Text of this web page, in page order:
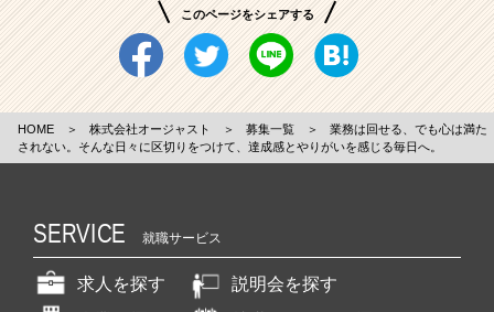
このページをシェアする
HOME ＞ 株式会社オージャスト ＞ 募集一覧 ＞
業務は回せる、でも心は満た
されない。そんな日々に区切りをつけて、達成感とやりがいを感じる毎日へ。
SERVICE 就職サービス
求人を探す
説明会を探す